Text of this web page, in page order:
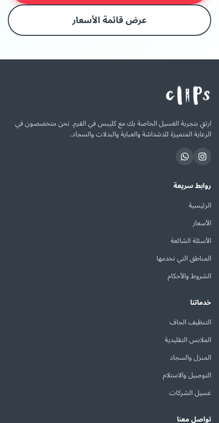
عرض قائمة الأسعار
ارتقِ بتجربة الغسيل الخاصة بك مع كليبس في القرم. نحن متخصصون في
الرعاية المتميزة للدشداشة والعباية والبدلات والسجاد.
روابط سريعة
الرئيسية
الأسعار
الأسئلة الشائعة
المناطق التي نخدمها
الشروط والأحكام
خدماتنا
التنظيف الجاف
الملابس التقليدية
المنزل والسجاد
التوصيل والاستلام
غسيل الشركات
تواصل معنا